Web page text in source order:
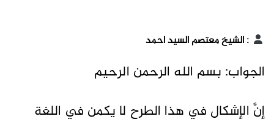
:الشيخ معتصم السيد احمد
الجواب: بسم الله الرحمن الرحيم
إنَّ الإشكال في هذا الطرح لا يكمن في اللغة